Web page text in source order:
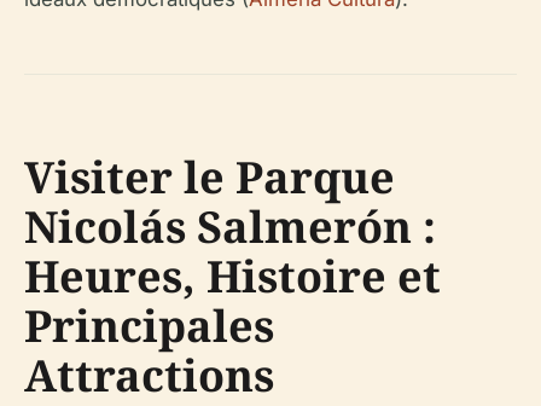
Visiter le Parque
Nicolás Salmerón :
Heures, Histoire et
Principales
Attractions